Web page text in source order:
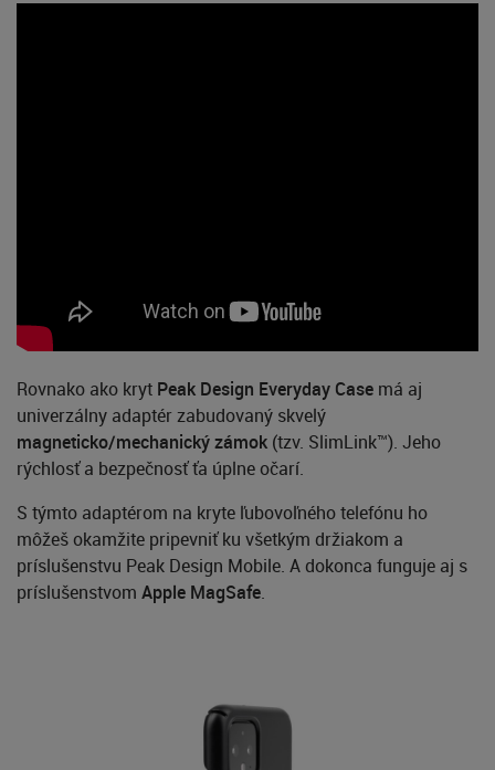
Rovnako ako kryt Peak Design Everyday Case má aj
univerzálny adaptér zabudovaný skvelý
magneticko/mechanický zámok (tzv. SlimLink™). Jeho
rýchlosť a bezpečnosť ťa úplne očarí.
S týmto adaptérom na kryte ľubovoľného telefónu ho
môžeš okamžite pripevniť ku všetkým držiakom a
príslušenstvu Peak Design Mobile. A dokonca funguje aj s
príslušenstvom Apple MagSafe.